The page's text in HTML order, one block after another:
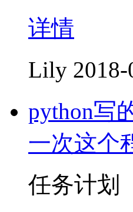
详情
Lily
python写
一次这个
任务计划